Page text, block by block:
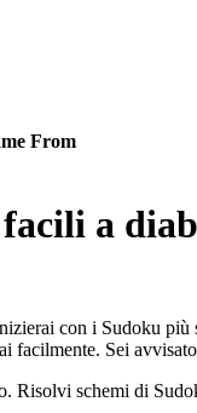
From
a
con i Sudoku
facilmente. Sei
Risolvi schemi di